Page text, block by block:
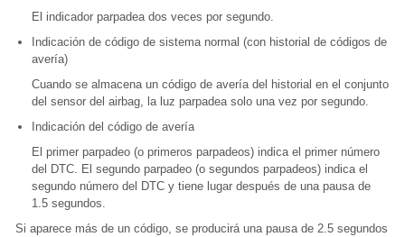
El indicador parpadea dos veces por segundo.
Indicación de código de sistema normal (con historial de códigos de
avería)
Cuando se almacena un código de avería del historial en el conjunto
del sensor del airbag, la luz parpadea solo una vez por segundo.
Indicación del código de avería
El primer parpadeo (o primeros parpadeos) indica el primer número
del DTC. El segundo parpadeo (o segundos parpadeos) indica el
segundo número del DTC y tiene lugar después de una pausa de
1.5 segundos.
Si aparece más de un código, se producirá una pausa de 2.5 segundos